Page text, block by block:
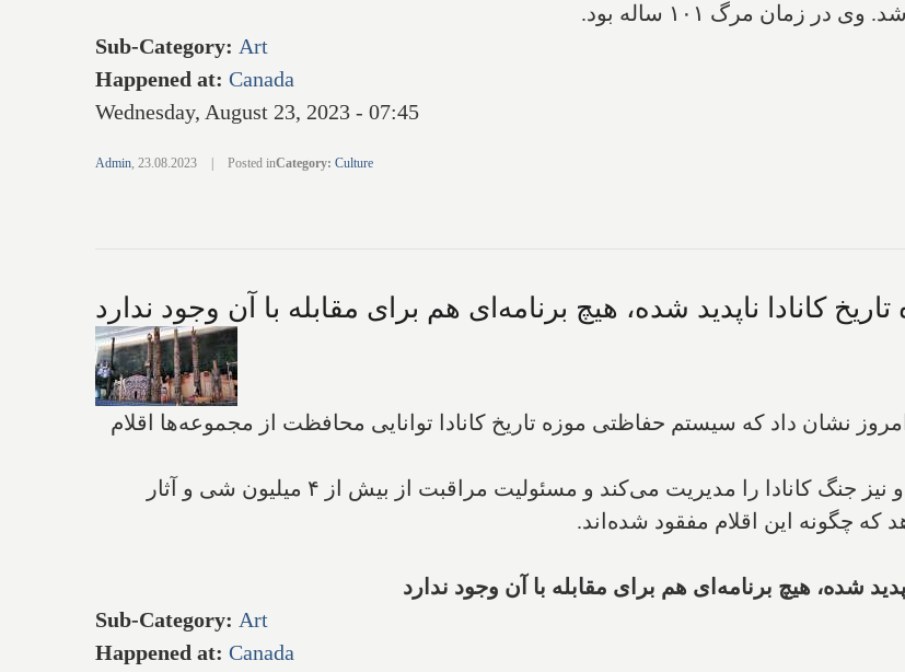
مرگ ۱۰۱ ساله بود.
Sub-Category: Art
Happened at: Canada
Wednesday, August 23, 2023 - 07:45
Admin, 23.08.2023 Posted inCategory: Culture
نشان داد که سیستم حفاظتی موزه تاریخ کانادا توانایی محافظت از مجموعه‌ها اقلام
"شرکت سلطنتی کشور" که مجموعه‌های موزه تاریخ و نیز جنگ کانادا را مدیریت می‌کند و مسئولیت مراقبت از بیش از ۴ میلیون شی و آثار
که چگونه این اقلام مفقود شده‌اند.
Sub-Category: Art
Happened at: Canada